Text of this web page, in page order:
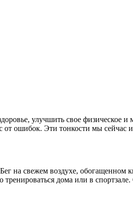
улучшить свое физическое и
от ошибок. Эти тонкости мы сейчас
на свежем воздухе, обогащенном
дома или в